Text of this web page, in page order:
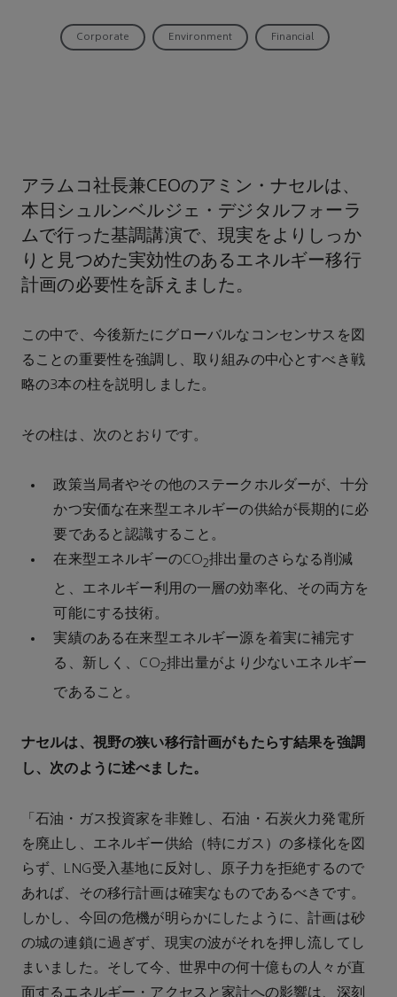
Corporate Environment Financial
アラムコ社長兼CEOのアミン・ナセルは、
本日シュルンベルジェ・デジタルフォーラ
ムで行った基調講演で、現実をよりしっか
りと見つめた実効性のあるエネルギー移行
計画の必要性を訴えました。
この中で、今後新たにグローバルなコンセンサスを図
ることの重要性を強調し、取り組みの中心とすべき戦
略の3本の柱を説明しました。
その柱は、次のとおりです。
政策当局者やその他のステークホルダーが、十分
かつ安価な在来型エネルギーの供給が長期的に必
要であると認識すること。
在来型エネルギーのCO2排出量のさらなる削減
と、エネルギー利用の一層の効率化、その両方を
可能にする技術。
実績のある在来型エネルギー源を着実に補完す
る、新しく、CO2排出量がより少ないエネルギー
であること。
ナセルは、視野の狭い移行計画がもたらす結果を強調
し、次のように述べました。
「石油・ガス投資家を非難し、石油・石炭火力発電所
を廃止し、エネルギー供給（特にガス）の多様化を図
らず、LNG受入基地に反対し、原子力を拒絶するので
あれば、その移行計画は確実なものであるべきです。
しかし、今回の危機が明らかにしたように、計画は砂
の城の連鎖に過ぎず、現実の波がそれを押し流してし
まいました。そして今、世界中の何十億もの人々が直
面するエネルギー・アクセスと家計への影響は、深刻